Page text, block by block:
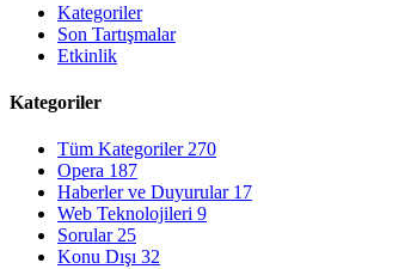
Kategoriler
Son Tartışmalar
Etkinlik
Kategoriler
Tüm Kategoriler 270
Opera 187
Haberler ve Duyurular 17
Web Teknolojileri 9
Sorular 25
Konu Dışı 32